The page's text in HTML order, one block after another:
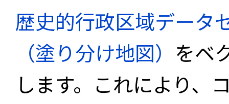
歴史的行政区域データ
（塗り分け地図） をベ
します。これにより、